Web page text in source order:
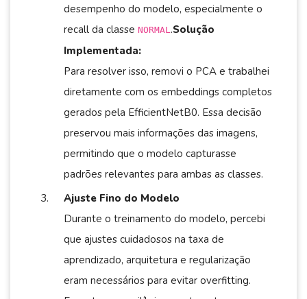
desempenho do modelo, especialmente o
recall da classe NORMAL.Solução
Implementada:
Para resolver isso, removi o PCA e trabalhei
diretamente com os embeddings completos
gerados pela EfficientNetB0. Essa decisão
preservou mais informações das imagens,
permitindo que o modelo capturasse
padrões relevantes para ambas as classes.
Ajuste Fino do Modelo
Durante o treinamento do modelo, percebi
que ajustes cuidadosos na taxa de
aprendizado, arquitetura e regularização
eram necessários para evitar overfitting.